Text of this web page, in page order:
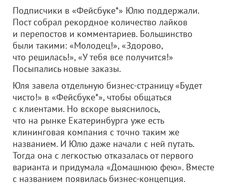
Подписчики в «Фейсбуке*» Юлю поддержали.
Пост собрал рекордное количество лайков
и перепостов и комментариев. Большинство
были такими: «Молодец!», «Здорово,
что решилась!», «У тебя все получится!»
Посыпались новые заказы.
Юля завела отдельную бизнес-страницу «Будет
чисто!» в «Фейсбуке*», чтобы общаться
с клиентами. Но вскоре выяснилось,
что на рынке Екатеринбурга уже есть
клининговая компания с точно таким же
названием. И Юлю даже начали с ней путать.
Тогда она с легкостью отказалась от первого
варианта и придумала «Домашнюю фею». Вместе
с названием появилась бизнес-концепция.